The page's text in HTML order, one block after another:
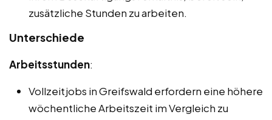
zusätzliche Stunden zu arbeiten.
Unterschiede
Arbeitsstunden:
Vollzeitjobs in Greifswald erfordern eine höhere
wöchentliche Arbeitszeit im Vergleich zu